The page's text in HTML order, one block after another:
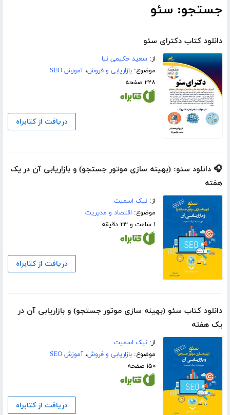
جستجو: سئو
دانلود کتاب دکترای سئو
از:سعید حکیمی نیا
موضوع:بازاریابی و فروش،آموزش SEO
۲۲۸ صفحه
دریافت از کتابراه
🎧 دانلود سئو: (بهینه سازی موتور جستجو) و بازاریابی آن در یک
هفته
از:نیک اسمیت
موضوع: اقتصاد و مدیریت
۱ ساعت و ۲۳ دقیقه
دریافت از کتابراه
دانلود کتاب سئو (بهینه سازی موتور جستجو) و بازاریابی آن در
یک هفته
از:نیک اسمیت
موضوع:بازاریابی و فروش،آموزش SEO
۱۵۰ صفحه
دریافت از کتابراه